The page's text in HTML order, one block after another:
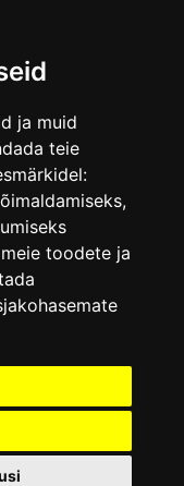
ja muid
teie
,
toodete ja